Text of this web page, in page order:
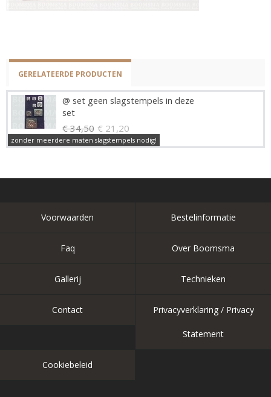
GERELATEERDE PRODUCTEN
@ set geen slagstempels in deze
set
€ 34,50 € 21,20
zonder meerdere maten slagstempels nodig!
Voorwaarden Bestelinformatie
Faq Over Boomsma
Gallerij Technieken
Contact Privacyverklaring / Privacy
Statement
Cookiebeleid